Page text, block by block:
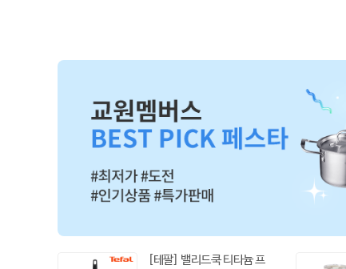
[테팔] 밸리드쿡 티타늄 프